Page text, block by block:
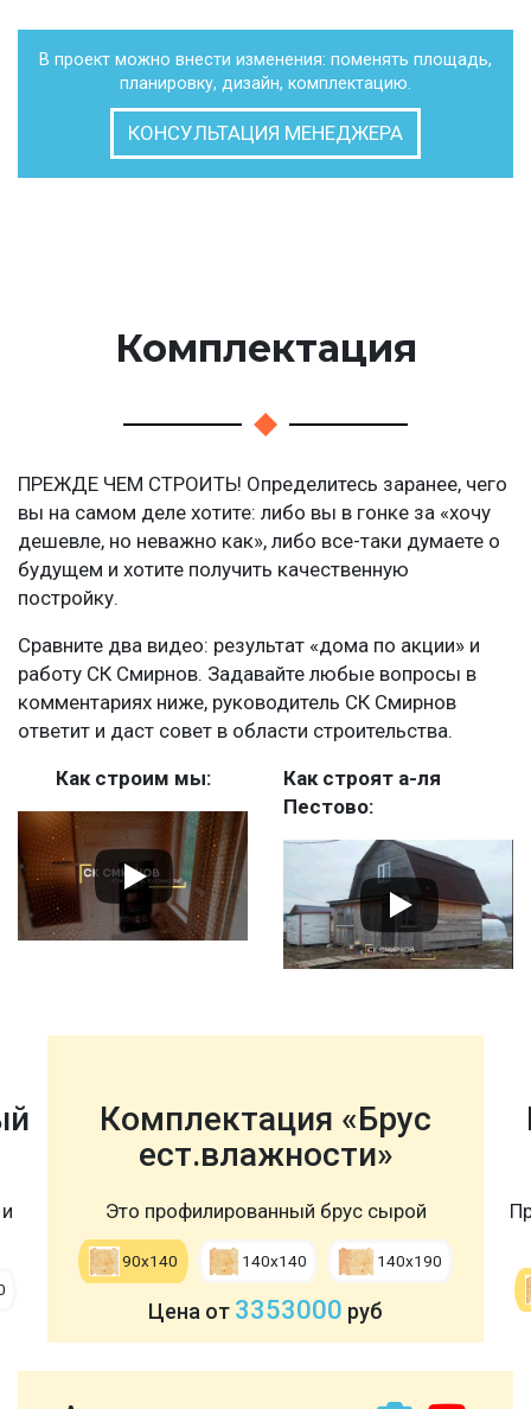
В проект можно внести изменения: поменять площадь,
планировку, дизайн, комплектацию.
КОНСУЛЬТАЦИЯ МЕНЕДЖЕРА
Комплектация
ПРЕЖДЕ ЧЕМ СТРОИТЬ! Определитесь заранее, чего
вы на самом деле хотите: либо вы в гонке за «хочу
дешевле, но неважно как», либо все-таки думаете о
будущем и хотите получить качественную
постройку.
Сравните два видео: результат «дома по акции» и
работу СК Смирнов. Задавайте любые вопросы в
комментариях ниже, руководитель СК Смирнов
ответит и даст совет в области строительства.
Как строим мы:
Как строят а-ля
Пестово:
Комплектация «Брус
ест.влажности»
Это профилированный брус сырой
90х140 140х140 140х190
Цена от 3353000 руб